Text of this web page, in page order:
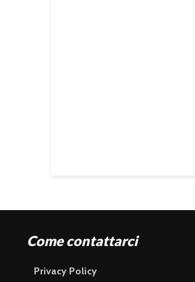
Come contattarci
Privacy Policy